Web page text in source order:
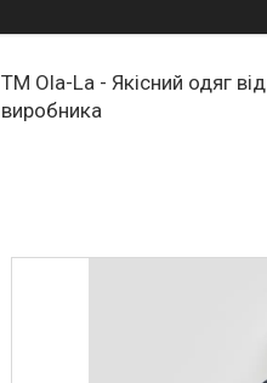
TM Ola-La - Якісний одяг від
виробника